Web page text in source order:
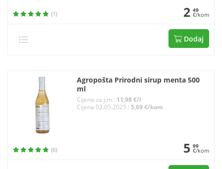
(1) 2 49
€/kom
Dodaj
Agropošta Prirodni sirup menta 500
ml
Cijena za j.m.: 11,98 €/l
Cijena 02.05.2025.: 5,69 €/kom
(6) 5 99
€/kom